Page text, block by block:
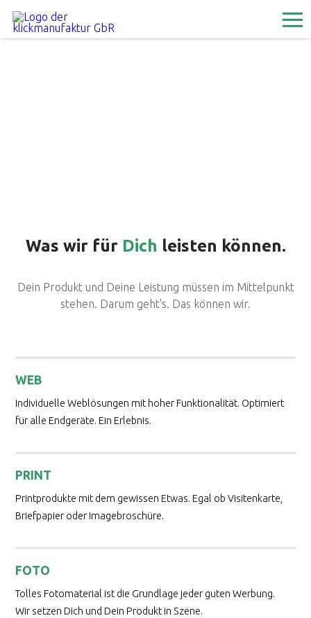
Was wir für Dich leisten können.
Dein Produkt und Deine Leistung müssen im Mittelpunkt
stehen. Darum geht's. Das können wir.
WEB
Individuelle Weblösungen mit hoher Funktionalität. Optimiert
für alle Endgeräte. Ein Erlebnis.
PRINT
Printprodukte mit dem gewissen Etwas. Egal ob Visitenkarte,
Briefpapier oder Imagebroschüre.
FOTO
Tolles Fotomaterial ist die Grundlage jeder guten Werbung.
Wir setzen Dich und Dein Produkt in Szene.